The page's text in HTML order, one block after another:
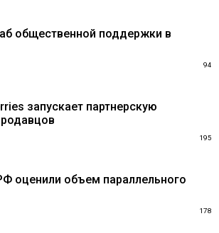
общественной поддержки в
94
запускает партнерскую
195
оценили объем параллельного
178